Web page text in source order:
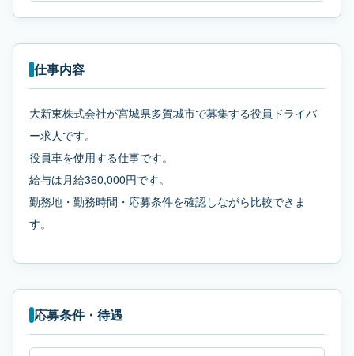
仕事内容
大新東株式会社が宮城県多賀城市で募集する役員ドライバ
ー求人です。
役員車を使用する仕事です。
給与は月給360,000円です。
勤務地・勤務時間・応募条件を確認しながら比較できま
す。
応募条件・待遇